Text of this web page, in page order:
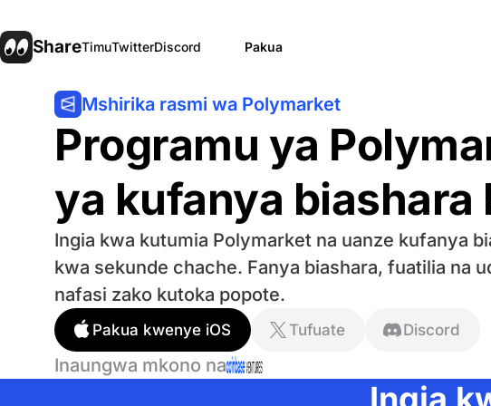
ShareTimuTwitterDiscord Pakua
Mshirika rasmi wa Polymarket
Programu ya
ya kufanya biashara
Ingia kwa kutumia Polymarket na uanze kufanya
kwa sekunde chache. Fanya biashara, fuatilia na
nafasi zako kutoka popote.
Pakua kwenye iOS Tufuate Discord
Inaungwa mkono na